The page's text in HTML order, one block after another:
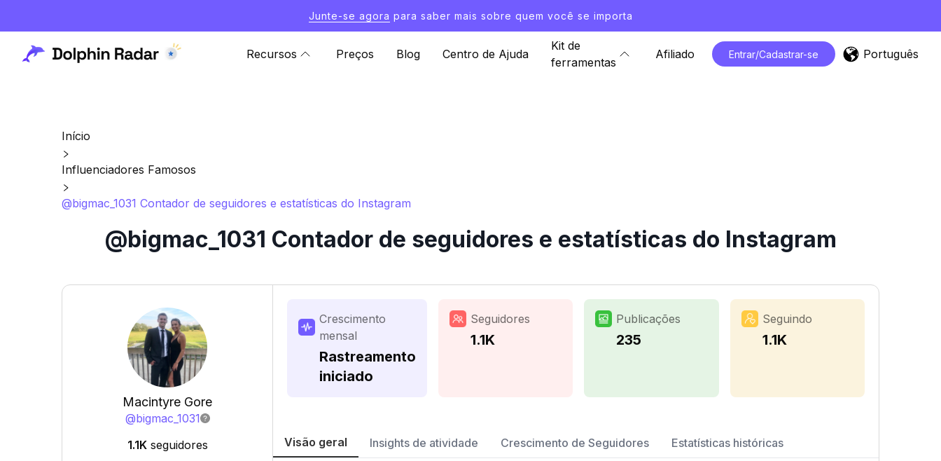
Junte-se agora para saber mais sobre quem você se importa
Recursos Preços Blog Centro de Ajuda
Kit de
ferramentas
Afiliado Entrar/Cadastrar-se Português
Início
Influenciadores Famosos
@bigmac_1031 Contador de seguidores e estatísticas do Instagram
@bigmac_1031 Contador de seguidores e estatísticas do Instagram
Macintyre Gore
@bigmac_1031
1.1K seguidores
Crescimento
mensal
Rastreamento
iniciado
Seguidores
1.1K
Publicações
235
Seguindo
1.1K
Visão geral Insights de atividade Crescimento de Seguidores Estatísticas históricas